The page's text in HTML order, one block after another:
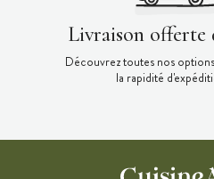
Livraison offerte
Découvrez toutes nos
la rapidité